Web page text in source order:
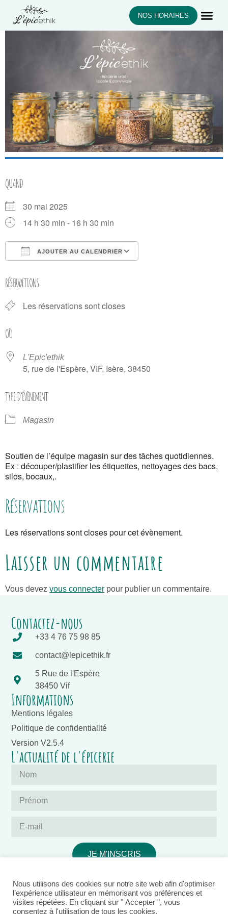
NOS HORAIRES
QUAND
30 mai 2025
14 h 30 min - 16 h 30 min
AJOUTER AU CALENDRIER
RÉSERVATIONS
Les réservations sont closes
OÙ
L'Epic'ethik
5, rue de l'Espère, VIF, Isère, 38450
TYPE D’ÉVÈNEMENT
Magasin
Soutien de l’équipe magasin sur des tâches quotidiennes.
Ex : découper/plastifier les étiquettes, nettoyages des bacs,
silos, bocaux,.
Réservations
Les réservations sont closes pour cet évènement.
Laisser un commentaire
Vous devez vous connecter pour publier un commentaire.
Contactez-nous
+33 4 76 75 98 85
contact@lepicethik.fr
5 Rue de l'Espère
38450 Vif
Informations
Mentions légales
Politique de confidentialité
Version V2.5.4
L'actualité de l'épicerie
JE M'INSCRIS
Nous utilisons des cookies sur notre site web afin d'optimiser
l’expérience utilisateur en mémorisant vos préférences et
visites répétées. En cliquant sur " Accepter ", vous
consentez à l'utilisation de tous les cookies.